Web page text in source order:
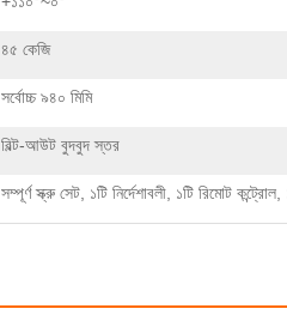
৪৫ কেজি
সর্বোচ্চ ৯৪০ মিমি
বিল্ট-আউট বুদবুদ স্তর
সম্পূর্ণ স্ক্রু সেট, ১টি নির্দেশাবলী, ১টি রিমোট